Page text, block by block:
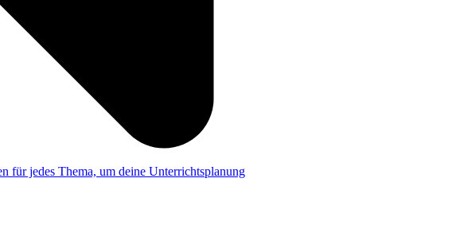
für jedes Thema, um deine Unterrichtsplanung